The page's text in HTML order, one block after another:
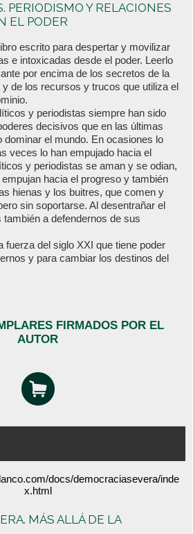
PERIODISMO Y RELACIONES
EL PODER
escrito para despertar y movilizar
e intoxicadas desde el poder. Leerlo
por encima de los secretos de la
de los recursos y trucos que utiliza el
y periodistas siempre han sido
decisivos que en las últimas
dominar el mundo. En ocasiones lo
veces lo han empujado hacia el
y periodistas se aman y se odian,
hacia el progreso y también
hienas y los buitres, que comen y
sin soportarse. Al desentrañar el
a defendernos de sus
fuerza del siglo XXI que tiene poder
y para cambiar los destinos del
FIRMADOS POR EL
AUTOR
MÁS ALLÁ DE LA